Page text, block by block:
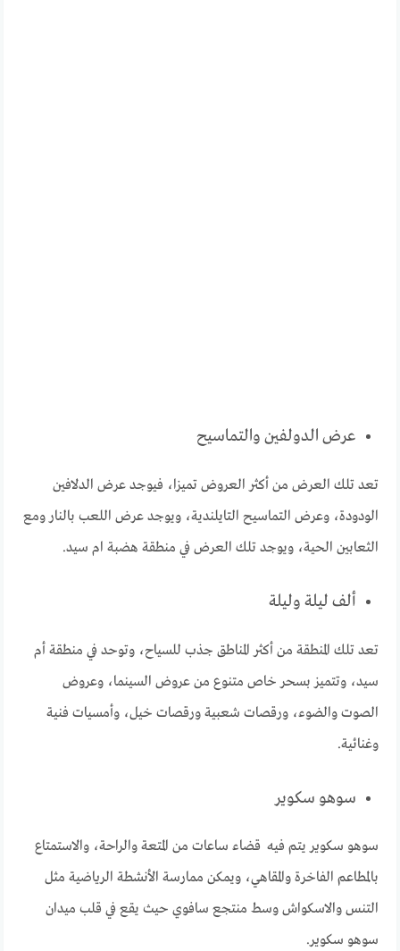
عرض الدولفين والتماسيح
تعد تلك العرض من أكثر العروض تميزا، فيوجد عرض الدلافين
الودودة، وعرض التماسيح التايلندية، ويوجد عرض اللعب بالنار ومع
الثعابين الحية، ويوجد تلك العرض في منطقة هضبة ام سيد.
ألف ليلة وليلة
تعد تلك المنطقة من أكثر المناطق جذب للسياح، وتوحد في منطقة أم
سيد، وتتميز بسحر خاص متنوع من عروض السينما، وعروض
الصوت والضوء، ورقصات شعبية ورقصات خيل، وأمسيات فنية
وغنائية.
سوهو سكوير
سوهو سكوير يتم فيه قضاء ساعات من المتعة والراحة، والاستمتاع
بالمطاعم الفاخرة والمقاهي، ويمكن ممارسة الأنشطة الرياضية مثل
التنس والاسكواش وسط منتجع سافوي حيث يقع في قلب ميدان
سوهو سكوير.